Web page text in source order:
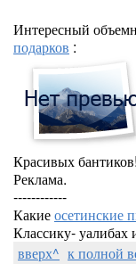
Интересный
подарков :
Красивых бантиков!
Реклама.
------------
Какиеосетинские
Классику- уалибах
вверх^ к полной